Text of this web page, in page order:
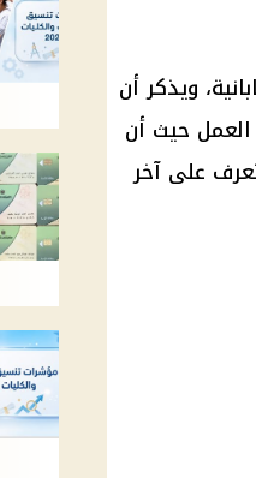
ويذكر أن
حيث أن
على آخر